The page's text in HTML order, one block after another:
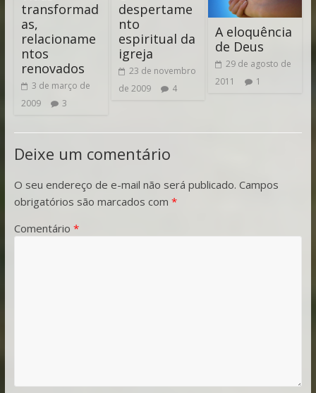
transformad
as,
relacioname
ntos
renovados
3 de março de
2009
3
despertame
nto
espiritual da
igreja
23 de novembro
de 2009
4
A eloquência
de Deus
29 de agosto de
2011
1
Deixe um comentário
O seu endereço de e-mail não será publicado. Campos
obrigatórios são marcados com *
Comentário *